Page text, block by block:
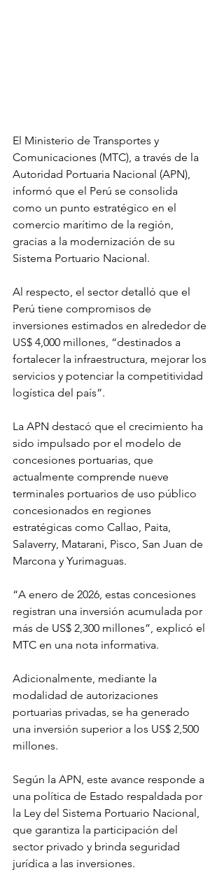
El Ministerio de Transportes y
Comunicaciones (MTC), a través de la
Autoridad Portuaria Nacional (APN),
informó que el Perú se consolida
como un punto estratégico en el
comercio marítimo de la región,
gracias a la modernización de su
Sistema Portuario Nacional.
Al respecto, el sector detalló que el
Perú tiene compromisos de
inversiones estimados en alrededor de
US$ 4,000 millones, “destinados a
fortalecer la infraestructura, mejorar los
servicios y potenciar la competitividad
logística del país”.
La APN destacó que el crecimiento ha
sido impulsado por el modelo de
concesiones portuarias, que
actualmente comprende nueve
terminales portuarios de uso público
concesionados en regiones
estratégicas como Callao, Paita,
Salaverry, Matarani, Pisco, San Juan de
Marcona y Yurimaguas.
“A enero de 2026, estas concesiones
registran una inversión acumulada por
más de US$ 2,300 millones”, explicó el
MTC en una nota informativa.
Adicionalmente, mediante la
modalidad de autorizaciones
portuarias privadas, se ha generado
una inversión superior a los US$ 2,500
millones.
Según la APN, este avance responde a
una política de Estado respaldada por
la Ley del Sistema Portuario Nacional,
que garantiza la participación del
sector privado y brinda seguridad
jurídica a las inversiones.